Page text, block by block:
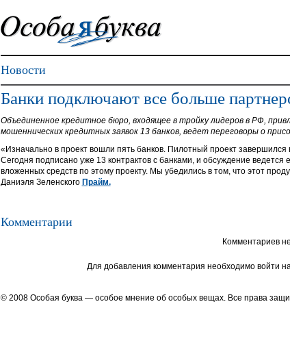
Новости
Банки подключают все больше
Объединенное кредитное бюро, входящее в тройку лидеров в РФ,
мошеннических кредитных заявок 13 банков, ведет переговоры о
«Изначально в проект вошли пять банков. Пилотный проект
Сегодня подписано уже 13 контрактов с банками, и обсуждение
вложенных средств по этому проекту. Мы убедились в том, что этот
Даниэля Зеленского Прайм.
Комментарии
Комментариев
Для добавления комментария необходимо войти
© 2008 Особая буква — особое мнение об особых вещах. Все права